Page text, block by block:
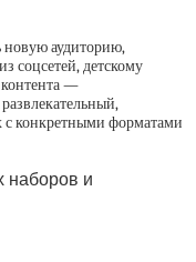
новую аудиторию,
соцсетей, детскому
—
конкретными форматами
наборов и